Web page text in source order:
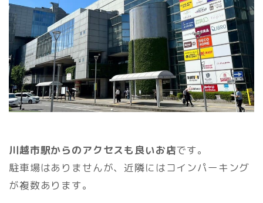
川越市駅からのアクセスも良いお店です。
駐車場はありませんが、近隣にはコインパーキング
が複数あります。